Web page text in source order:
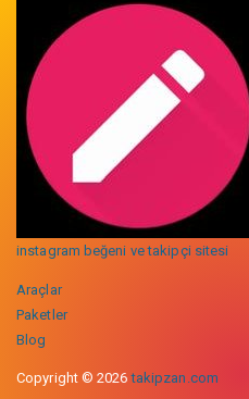
instagram beğeni ve takipçi sitesi
Araçlar
Paketler
Blog
Copyright © 2026takipzan.com